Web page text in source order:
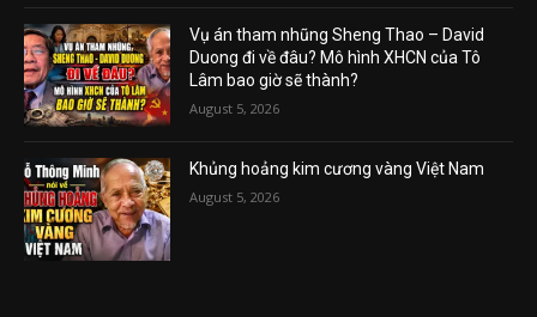
Vụ án tham nhũng Sheng Thao – David
Duong đi về đâu? Mô hình XHCN của Tô
Lâm bao giờ sẽ thành?
August 5, 2026
Khủng hoảng kim cương vàng Việt Nam
August 5, 2026